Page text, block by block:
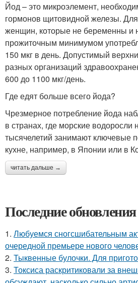
Йод – это микроэлемент,
гормонов щитовидной железы.
женщин, которые не беременны и
прожиточным минимумом
150 мкг в день. Допустимый
разных организаций
600 до 1100 мкг/день.
Где едят больше всего йода?
Чрезмерное потребление йода
в странах, где морские водоросли
тысячелетий занимают ключевые
кухне, например, в Японии или в
читать дальше →
Последние
1. Любуемся сногсшибательным
очередной премьере нового
2. Тыквенные булочки. Для
3. Токсиса раскритиковали за